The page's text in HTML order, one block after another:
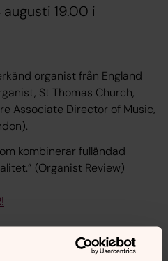
19.00 i
organist från England
St Thomas Church,
Associate Director of Music,
kombinerar fulländad
(Organist Review)